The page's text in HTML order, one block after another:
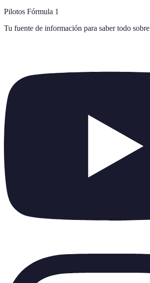
Pilotos Fórmula 1
Tu fuente de información para saber todo sobre